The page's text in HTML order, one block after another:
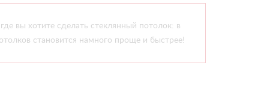
вы хотите сделать стеклянный потолок: в
становится намного проще и быстрее!